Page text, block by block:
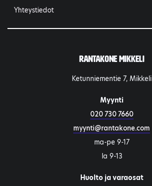
Yhteystiedot
Rantakone Mikkeli
Ketunniementie 7, Mikkeli
Myynti
020 730 7660
myynti@rantakone.com
ma-pe 9-17
la 9-13
Huolto ja varaosat